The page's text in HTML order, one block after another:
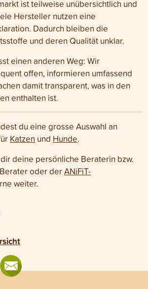
ist teilweise unübersichtlich und
Hersteller nutzen eine
Dadurch bleiben die
und deren Qualität unklar.
einen anderen Weg: Wir
offen, informieren umfassend
damit transparent, was in den
enthalten ist.
du eine grosse Auswahl an
Katzen und Hunde.
deine persönliche Beraterin bzw.
oder derANiFiT-
weiter.